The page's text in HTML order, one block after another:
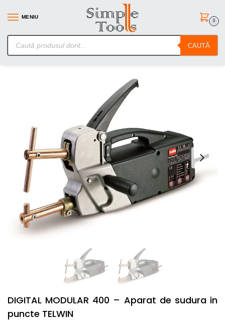
MENIU
CAUTĂ
0
SimpleTools.ro – Gasesti orice – Comanzi simplu
Prima pagină
Aparate de sudura Aparate de Sudura in PUNCTE
DIGITAL MODULAR 400 – Aparat de sudura in
puncte TELWIN